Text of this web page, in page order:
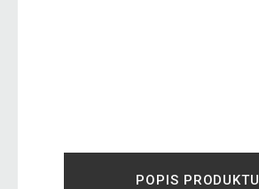
POPIS PRODUKTU